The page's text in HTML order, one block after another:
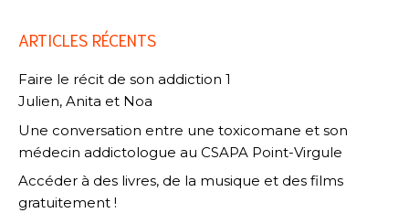
ARTICLES RÉCENTS
Faire le récit de son addiction 1
Julien, Anita et Noa
Une conversation entre une toxicomane et son
médecin addictologue au CSAPA Point-Virgule
Accéder à des livres, de la musique et des films
gratuitement !